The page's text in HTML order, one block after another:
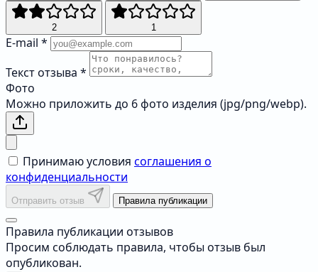
2 1
E-mail *
Текст отзыва *
Фото
Можно приложить до 6 фото изделия (jpg/png/webp).
Принимаю условия соглашения о
конфиденциальности
Отправить отзыв Правила публикации
Правила публикации отзывов
Просим соблюдать правила, чтобы отзыв был
опубликован.